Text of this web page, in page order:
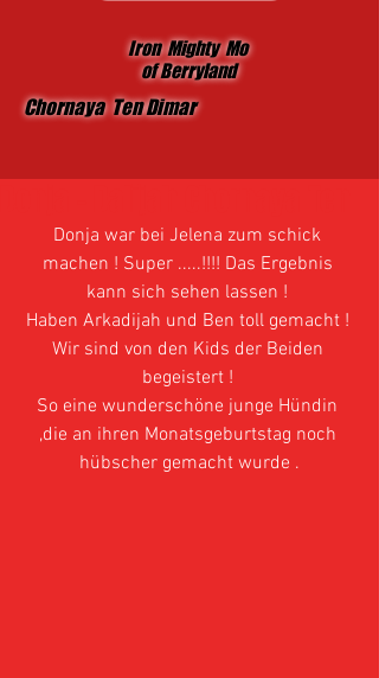
Iron Mighty Mo
of Berryland
Chornaya Ten Dimar
Donja war bei Jelena zum schick
machen ! Super .....!!!! Das Ergebnis
kann sich sehen lassen !
Haben Arkadijah und Ben toll gemacht !
Wir sind von den Kids der Beiden
begeistert !
So eine wunderschöne junge Hündin
,die an ihren Monatsgeburtstag noch
hübscher gemacht wurde .